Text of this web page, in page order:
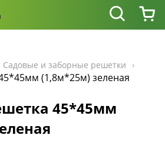
Садовые и заборные решетки
(1,8м*25м) зеленая
45*45мм